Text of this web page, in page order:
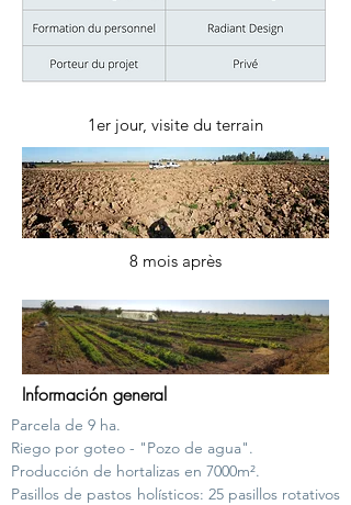
1er jour, visite du terrain
8 mois après
Información general
Parcela de 9 ha.
Riego por goteo - "Pozo de agua".
Producción de hortalizas en 7000m².
Pasillos de pastos holísticos: 25 pasillos rotativos